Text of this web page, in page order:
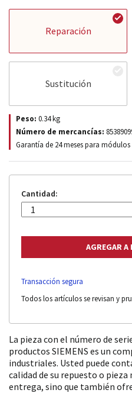
Reparación
Sustitución
Peso: 0.34kg
Número de mercancías:
Garantía de 24 meses para módulos
Cantidad:
Transacción segura
Todos los artículos se revisan y
La pieza con el número de
productos SIEMENS es un
industriales. Usted puede
calidad de su repuesto o pieza
entrega, sino que también